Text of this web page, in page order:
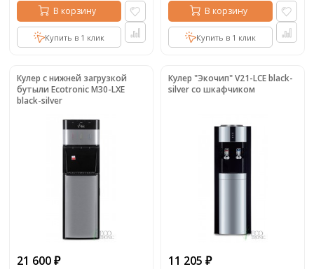
В корзину
Купить в 1 клик
В корзину
Купить в 1 клик
Кулер с нижней загрузкой
бутыли Ecotronic M30-LXE
black-silver
21 600 ₽
Кулер "Экочип" V21-LCE black-
silver со шкафчиком
11 205 ₽